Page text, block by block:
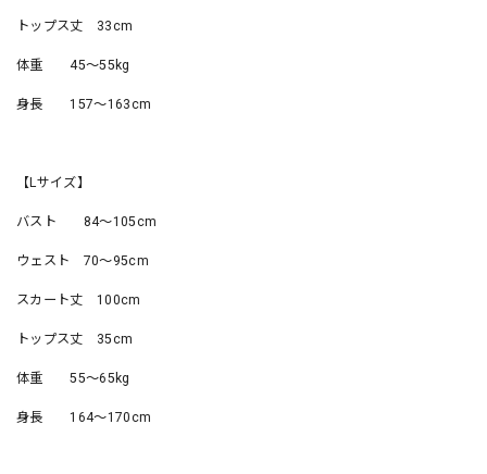
トップス丈 33cm
体重 45〜55kg
身長 157〜163cm
【Lサイズ】
バスト 84〜105cm
ウェスト 70〜95cm
スカート丈 100cm
トップス丈 35cm
体重 55〜65kg
身長 164〜170cm